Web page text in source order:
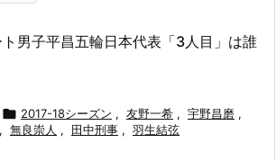
男子平昌五輪日本代表「3人目」は誰
 2017-18シーズン , 友野一希 , 宇野昌磨 ,
, 無良崇人 , 田中刑事 , 羽生結弦